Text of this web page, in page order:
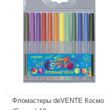
Фломастеры deVENTE Космо